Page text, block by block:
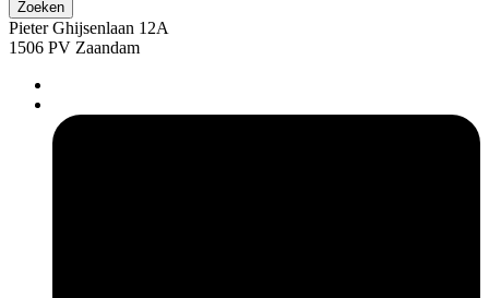
Pieter Ghijsenlaan 12A
1506 PV Zaandam